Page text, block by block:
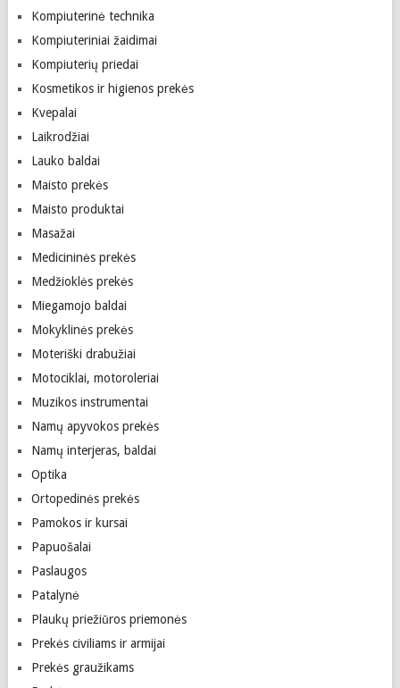
Kompiuterinė technika
Kompiuteriniai žaidimai
Kompiuterių priedai
Kosmetikos ir higienos prekės
Kvepalai
Laikrodžiai
Lauko baldai
Maisto prekės
Maisto produktai
Masažai
Medicininės prekės
Medžioklės prekės
Miegamojo baldai
Mokyklinės prekės
Moteriški drabužiai
Motociklai, motoroleriai
Muzikos instrumentai
Namų apyvokos prekės
Namų interjeras, baldai
Optika
Ortopedinės prekės
Pamokos ir kursai
Papuošalai
Paslaugos
Patalynė
Plaukų priežiūros priemonės
Prekės civiliams ir armijai
Prekės graužikams